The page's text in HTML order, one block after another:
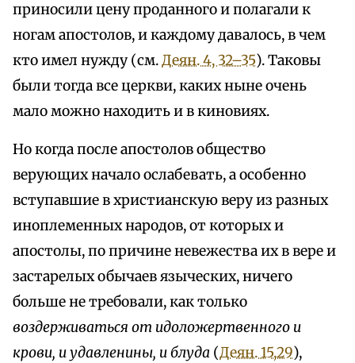
приносили цену проданного и полагали к
ногам апостолов, и каждому давалось, в чем
кто имел нужду (см.Деян. 4, 32–35). Таковы
были тогда все церкви, каких ныне очень
мало можно находить и в киновиях.
Но когда после апостолов общество
верующих начало ослабевать, а особенно
вступавшие в христианскую веру из разных
иноплеменных народов, от которых и
апостолы, по причине невежества их в вере и
застарелых обычаев языческих, ничего
больше не требовали, как только
воздерживаться от идоложертвенного и
крови, и удавленины, и блуда (Деян. 15,29),